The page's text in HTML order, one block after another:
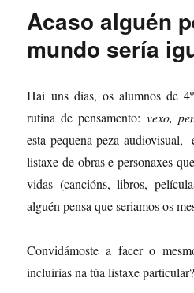
Acaso alguén
mundo sería
Hai uns días, os alumnos de
rutina de pensamento: vexo,
esta pequena peza audiovisual,
listaxe de obras e personaxes
vidas (cancións, libros,
alguén pensa que seriamos os
Convidámoste a facer o
incluirías na túa listaxe particular?